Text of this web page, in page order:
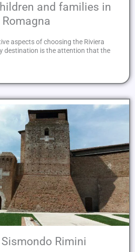
and families in
Romagna
aspects of choosing the Riviera
destination is the attention that the
Rimini